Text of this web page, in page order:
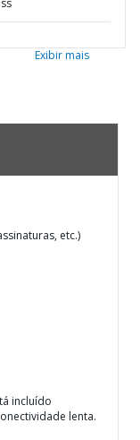
Exibir mais
etc.)
incluído
lenta.